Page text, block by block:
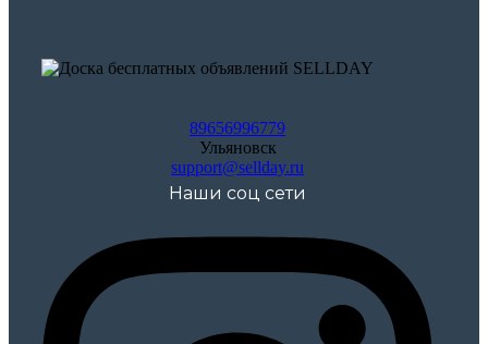
89656996779
Ульяновск
support@sellday.ru
Наши соц сети